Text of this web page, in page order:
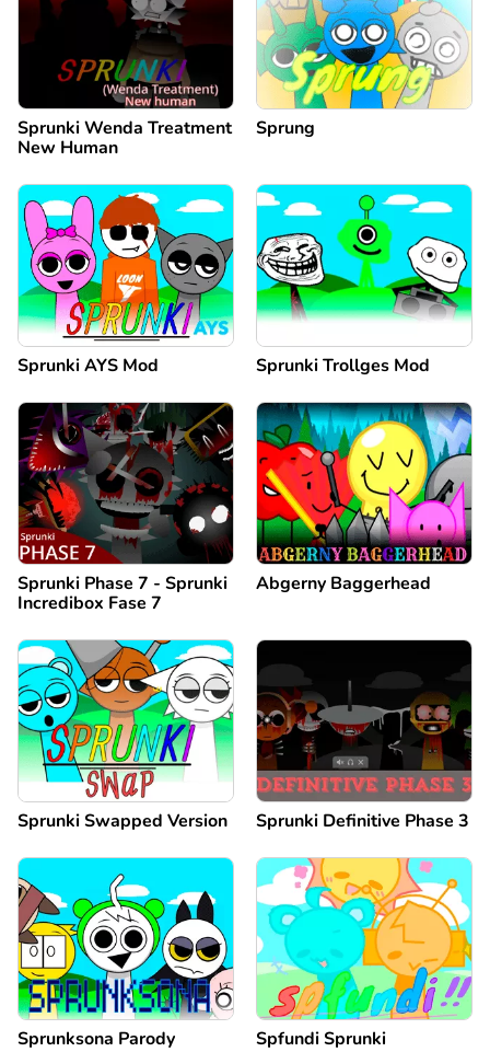
Sprunki Wenda Treatment
New Human
Sprung
Sprunki AYS Mod Sprunki Trollges Mod
Sprunki Phase 7 - Sprunki
Incredibox Fase 7
Abgerny Baggerhead
Sprunki Swapped Version Sprunki Definitive Phase 3
Sprunksona Parody Spfundi Sprunki